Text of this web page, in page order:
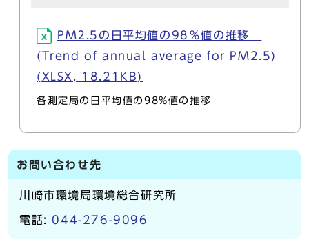
PM2.5の日平均値の98％値の推移
(Trend of annual average for PM2.5)
(XLSX, 18.21KB)
各測定局の日平均値の98%値の推移
お問い合わせ先
川崎市環境局環境総合研究所
電話: 044-276-9096